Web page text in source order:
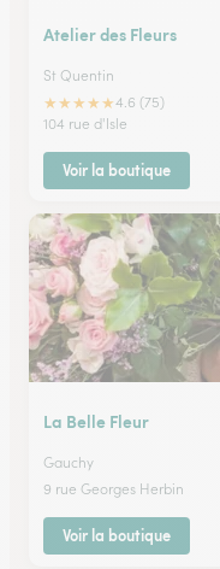
Atelier des Fleurs
St Quentin
★★★★★4.6 (75)
104 rue d'Isle
Voir la boutique
La Belle Fleur
Gauchy
9 rue Georges Herbin
Voir la boutique